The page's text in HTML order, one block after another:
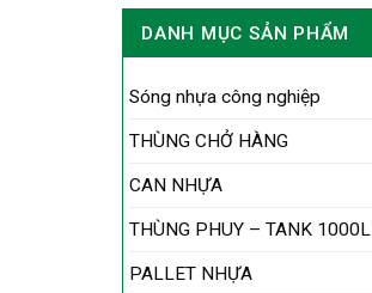
DANH MỤC SẢN PHẨM
Sóng nhựa công nghiệp
THÙNG CHỞ HÀNG
CAN NHỰA
THÙNG PHUY – TANK 1000L
PALLET NHỰA